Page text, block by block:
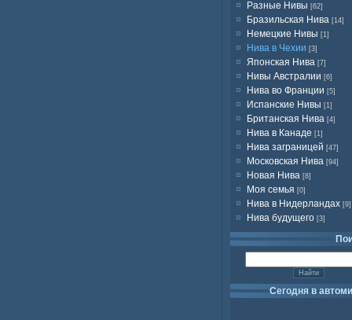
Разные Нивы [62]
Бразильская Нива [14]
Немецкие Нивы [1]
Нива в Чехии [3]
Японская Нива [7]
Нивы Австралии [6]
Нива во Франции [5]
Испанские Нивы [1]
Британская Нива [4]
Нива в Канаде [1]
Нива заграницей [47]
Московская Нива [94]
Новая Нива [8]
Моя семья [0]
Нива в Нидерландах [9]
Нива будущего [3]
Сегодня в